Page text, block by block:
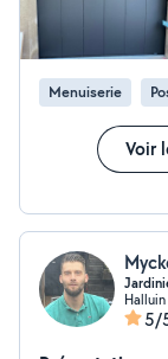
Menuiserie
Voir
5/